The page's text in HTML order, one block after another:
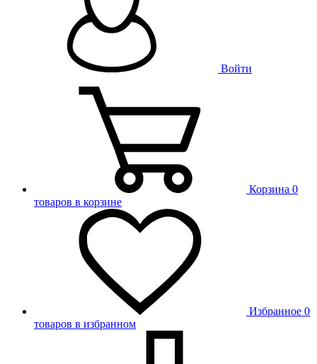
Войти
Корзина 0
товаров в корзине
Избранное 0
товаров в избранном